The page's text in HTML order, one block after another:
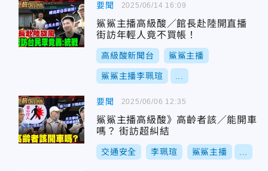
要聞
鯊鯊主播高級酸／館長赴陸開直播
街訪年輕人竟不買帳！
高級酸新聞台 鯊鯊主播
鯊鯊主播李珮瑄
2025/06/14 16:09
要聞
鯊鯊主播高級酸》高齡者該／能開車
嗎？ 街訪超糾結
交通安全 李珮瑄 鯊鯊主播
2025/06/06 12:35